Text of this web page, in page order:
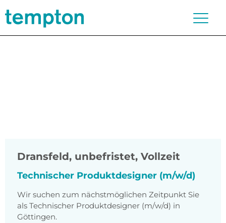
Dransfeld, unbefristet, Vollzeit
Technischer Produktdesigner (m/w/d)
Wir suchen zum nächstmöglichen Zeitpunkt Sie
als Technischer Produktdesigner (m/w/d) in
Göttingen.